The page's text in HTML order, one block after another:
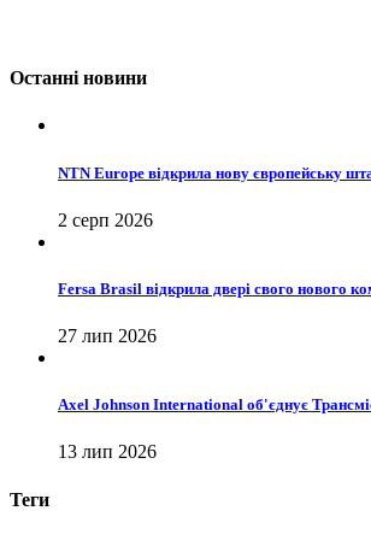
Останні новини
NTN Europe відкрила нову європейську
2 серп 2026
Fersa Brasil відкрила двері свого нового
27 лип 2026
Axel Johnson International об'єднує
13 лип 2026
Теги